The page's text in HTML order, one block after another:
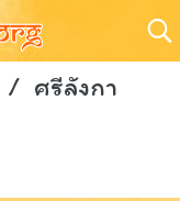
ศรีลังกา